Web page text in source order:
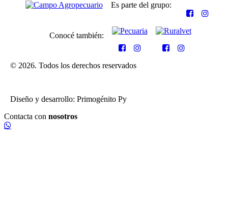
Es parte del grupo:
Conocé también:
© 2026. Todos los derechos reservados
Diseño y desarrollo: Primogénito Py
Contacta con nosotros